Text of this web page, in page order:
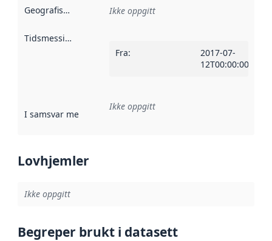
Geografisk avgrensning :
Ikke oppgitt
Tidsmessig avgrensning
Fra:
2017-07-
12T00:00:00Z
I samsvar med Referanse til en implementasjonsregel
Ikke oppgitt
Lovhjemler
Ikke oppgitt
Begreper brukt i datasett